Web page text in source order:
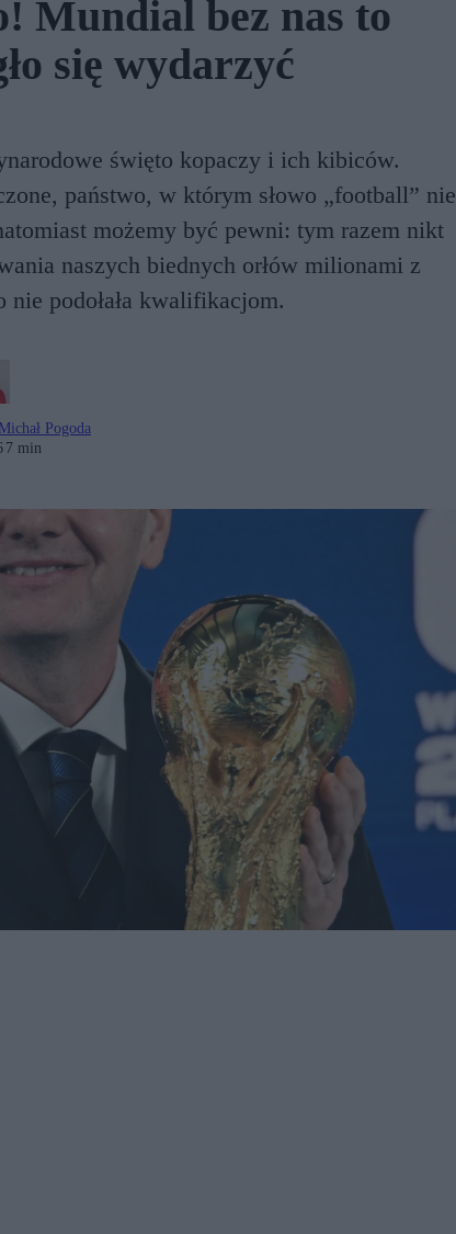
Mundial bez nas to
się wydarzyć
święto kopaczy i ich kibiców.
państwo, w którym słowo „football” nie
możemy być pewni: tym razem nikt
naszych biednych orłów milionami z
podołała kwalifikacjom.
Michał Pogoda
7 min